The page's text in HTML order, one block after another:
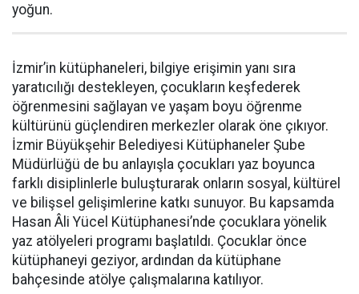
yoğun.
İzmir’in kütüphaneleri, bilgiye erişimin yanı sıra
yaratıcılığı destekleyen, çocukların keşfederek
öğrenmesini sağlayan ve yaşam boyu öğrenme
kültürünü güçlendiren merkezler olarak öne çıkıyor.
İzmir Büyükşehir Belediyesi Kütüphaneler Şube
Müdürlüğü de bu anlayışla çocukları yaz boyunca
farklı disiplinlerle buluşturarak onların sosyal, kültürel
ve bilişsel gelişimlerine katkı sunuyor. Bu kapsamda
Hasan Âli Yücel Kütüphanesi’nde çocuklara yönelik
yaz atölyeleri programı başlatıldı. Çocuklar önce
kütüphaneyi geziyor, ardından da kütüphane
bahçesinde atölye çalışmalarına katılıyor.